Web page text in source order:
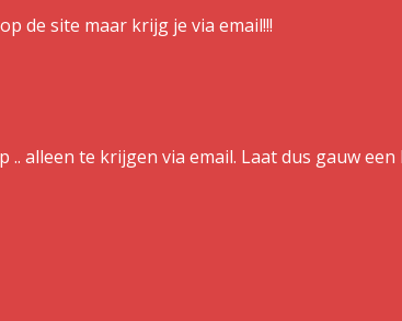
de site maar krijg je via email!!!
alleen te krijgen via email. Laat dus gauw